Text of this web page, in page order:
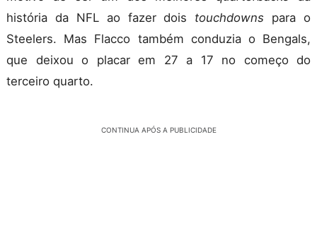
história da NFL ao fazer dois touchdowns para o
Steelers. Mas Flacco também conduzia o Bengals,
que deixou o placar em 27 a 17 no começo do
terceiro quarto.
CONTINUA APÓS A PUBLICIDADE